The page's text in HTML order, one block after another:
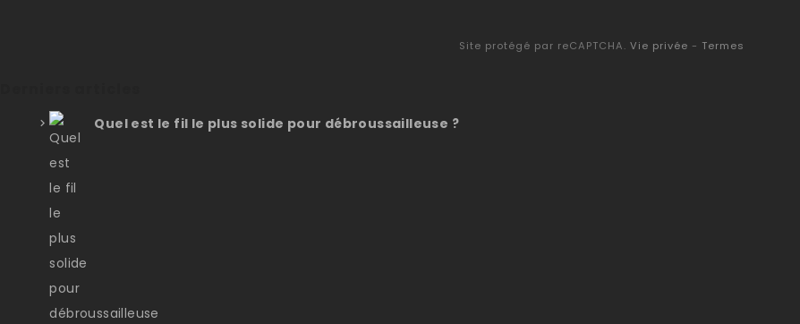
Site protégé par reCAPTCHA. Vie privée - Termes
Quel est le fil le plus solide pour débroussailleuse ?